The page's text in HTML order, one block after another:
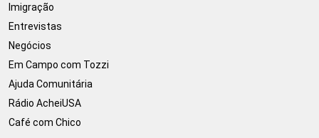
Imigração
Entrevistas
Negócios
Em Campo com Tozzi
Ajuda Comunitária
Rádio AcheiUSA
Café com Chico